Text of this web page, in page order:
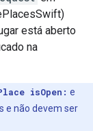
está aberto
na
isOpen: e
e não devem ser